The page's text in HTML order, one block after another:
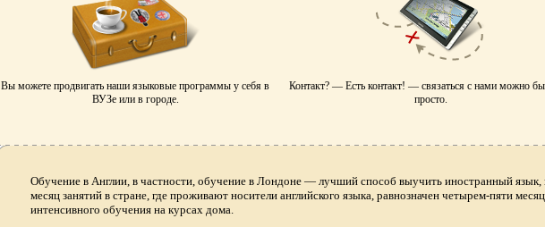
Вы можете продвигать наши языковые программы у себя в
ВУЗе или в городе.
Контакт? — Есть контакт! — связаться с нами можно
просто.
Обучение в Англии, в частности, обучение в Лондоне — лучший способ выучить иностранный язык,
месяц занятий в стране, где проживают носители английского языка, равнозначен четырем-пяти
интенсивного обучения на курсах дома.